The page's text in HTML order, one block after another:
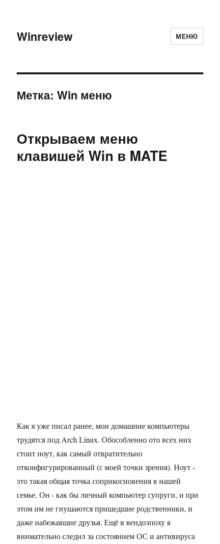
Winreview МЕНЮ
Метка:Win меню
Открываем меню
клавишей Win в MATE
Как я уже писал ранее, мои домашние компьютеры
трудятся под Arch Linux. Обособленно ото всех них
стоит ноут, как самый отвратительно
отконфигурированный (с моей точки зрения). Ноут -
это такая общая точка соприкосновения в нашей
семье. Он - как бы личный компьютер супруги, и при
этом им не гнушаются пришедшие родственники, и
даже набежавшие друзья. Ещё в вендоэпоху я
внимательно следил за состоянием ОС и антивируса